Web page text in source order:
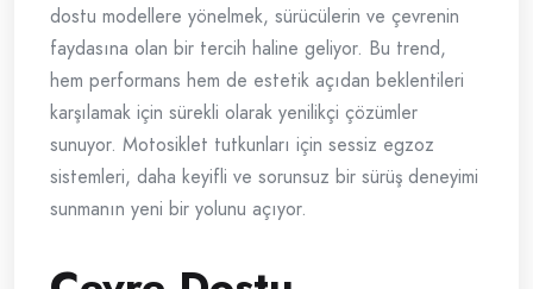
dostu modellere yönelmek, sürücülerin ve çevrenin
faydasına olan bir tercih haline geliyor. Bu trend,
hem performans hem de estetik açıdan beklentileri
karşılamak için sürekli olarak yenilikçi çözümler
sunuyor. Motosiklet tutkunları için sessiz egzoz
sistemleri, daha keyifli ve sorunsuz bir sürüş deneyimi
sunmanın yeni bir yolunu açıyor.